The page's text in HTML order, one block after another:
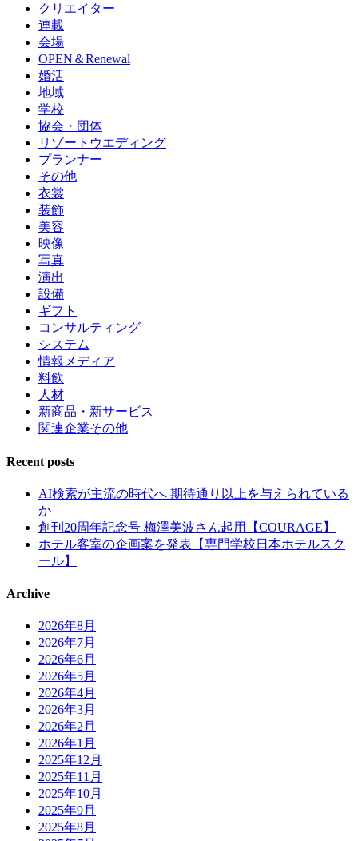
クリエイター
連載
会場
OPEN＆Renewal
婚活
地域
学校
協会・団体
リゾートウエディング
プランナー
その他
衣裳
装飾
美容
映像
写真
演出
設備
ギフト
コンサルティング
システム
情報メディア
料飲
人材
新商品・新サービス
関連企業その他
Recent posts
AI検索が主流の時代へ 期待通り以上を与えられている
か
創刊20周年記念号 梅澤美波さん起用【COURAGE】
ホテル客室の企画案を発表【専門学校日本ホテルスク
ール】
Archive
2026年8月
2026年7月
2026年6月
2026年5月
2026年4月
2026年3月
2026年2月
2026年1月
2025年12月
2025年11月
2025年10月
2025年9月
2025年8月